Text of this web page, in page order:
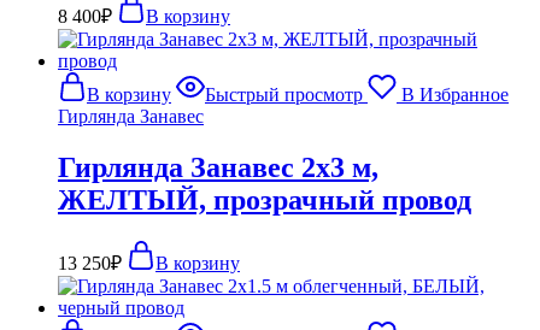
8 400₽ В корзину
В корзину Быстрый просмотр
В Избранное
Гирлянда Занавес
Гирлянда Занавес 2х3 м,
ЖЕЛТЫЙ, прозрачный провод
13 250₽ В корзину